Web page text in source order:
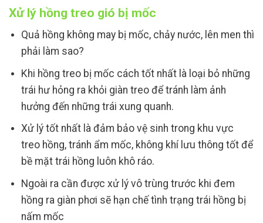
Xử lý hồng treo gió bị mốc
Quả hồng không may bị mốc, chảy nước, lên men thì
phải làm sao?
Khi hồng treo bị mốc cách tốt nhất là loại bỏ những
trái hư hỏng ra khỏi giàn treo để tránh làm ảnh
hưởng đến những trái xung quanh.
Xử lý tốt nhất là đảm bảo vệ sinh trong khu vực
treo hồng, tránh ẩm mốc, không khí lưu thông tốt để
bề mặt trái hồng luôn khô ráo.
Ngoài ra cần được xử lý vô trùng trước khi đem
hồng ra giàn phơi sẽ hạn chế tình trạng trái hồng bị
nấm mốc